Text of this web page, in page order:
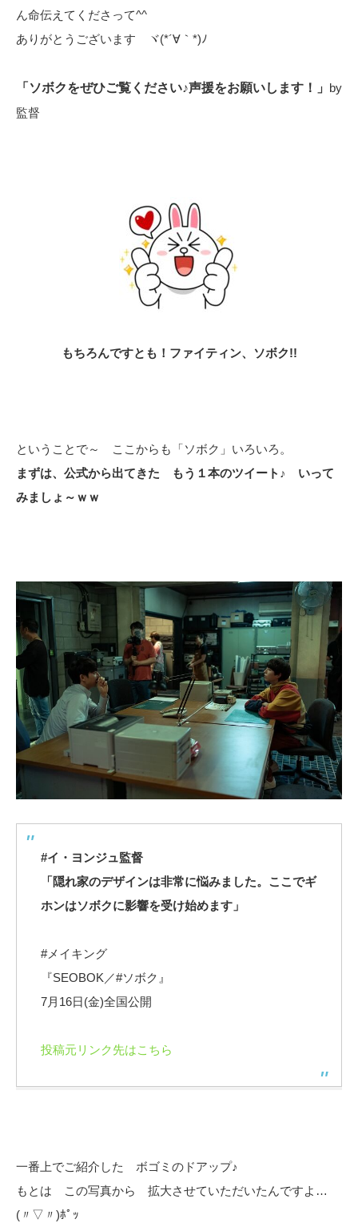
ん命伝えてくださって^^
ありがとうございます ヾ(*´∀｀*)ﾉ
「ソボクをぜひご覧ください♪声援をお願いします！」
by
監督
もちろんですとも！ファイティン、ソボク!!
ということで～ ここからも「ソボク」いろいろ。
まずは、公式から出てきた もう１本のツイート♪ いって
みましょ～ｗｗ
#イ・ヨンジュ監督
「隠れ家のデザインは非常に悩みました。ここでギ
ホンはソボクに影響を受け始めます」
#メイキング
『SEOBOK／#ソボク』
7月16日(金)全国公開
投稿元リンク先はこちら
一番上でご紹介した ボゴミのドアップ♪
もとは この写真から 拡大させていただいたんですよ…
(〃▽〃)ﾎﾟｯ